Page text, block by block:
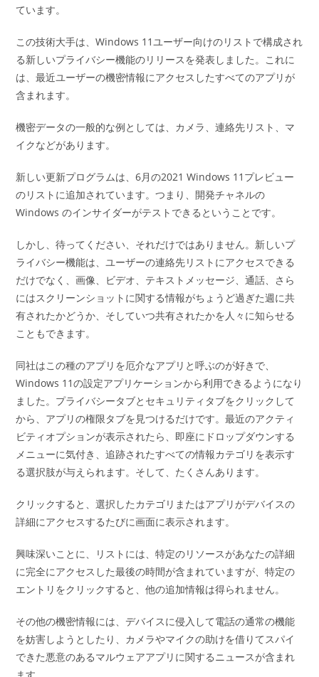
ています。
この技術大手は、Windows 11ユーザー向けのリストで構成され
る新しいプライバシー機能のリリースを発表しました。これに
は、最近ユーザーの機密情報にアクセスしたすべてのアプリが
含まれます。
機密データの一般的な例としては、カメラ、連絡先リスト、マ
イクなどがあります。
新しい更新プログラムは、6月の2021 Windows 11プレビュー
のリストに追加されています。つまり、開発チャネルの
Windows のインサイダーがテストできるということです。
しかし、待ってください、それだけではありません。新しいプ
ライバシー機能は、ユーザーの連絡先リストにアクセスできる
だけでなく、画像、ビデオ、テキストメッセージ、通話、さら
にはスクリーンショットに関する情報がちょうど過ぎた週に共
有されたかどうか、そしていつ共有されたかを人々に知らせる
こともできます。
同社はこの種のアプリを厄介なアプリと呼ぶのが好きで、
Windows 11の設定アプリケーションから利用できるようになり
ました。プライバシータブとセキュリティタブをクリックして
から、アプリの権限タブを見つけるだけです。最近のアクティ
ビティオプションが表示されたら、即座にドロップダウンする
メニューに気付き、追跡されたすべての情報カテゴリを表示す
る選択肢が与えられます。そして、たくさんあります。
クリックすると、選択したカテゴリまたはアプリがデバイスの
詳細にアクセスするたびに画面に表示されます。
興味深いことに、リストには、特定のリソースがあなたの詳細
に完全にアクセスした最後の時間が含まれていますが、特定の
エントリをクリックすると、他の追加情報は得られません。
その他の機密情報には、デバイスに侵入して電話の通常の機能
を妨害しようとしたり、カメラやマイクの助けを借りてスパイ
できた悪意のあるマルウェアアプリに関するニュースが含まれ